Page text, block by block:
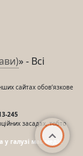
» - Всі
сайтах обов’язкове
245
засадах, тобто
галузі мас-медіа